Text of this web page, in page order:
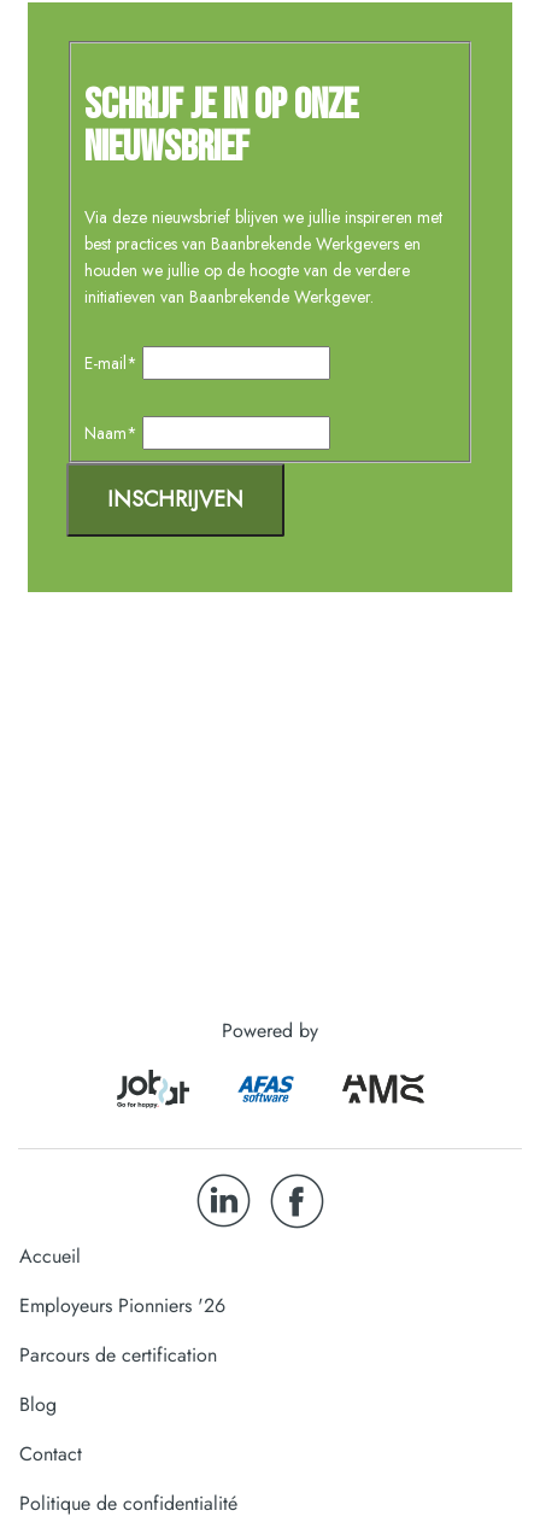
Powered by
Accueil
Employeurs Pionniers '26
Parcours de certification
Blog
Contact
Politique de confidentialité